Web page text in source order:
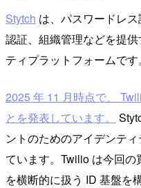
Stytch は、パスワードレ
認証、組織管理などを提
ティプラットフォームです。
2025 年 11 月時点で、
とを発表しています。
ントのためのアイデンテ
ています。Twilio は今回
を横断的に扱う ID 基盤を